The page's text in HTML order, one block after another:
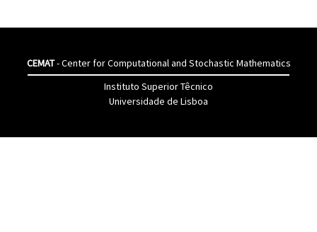
CEMAT- Center for Computational and Stochastic Mathematics
Instituto Superior Têcnico
Universidade de Lisboa